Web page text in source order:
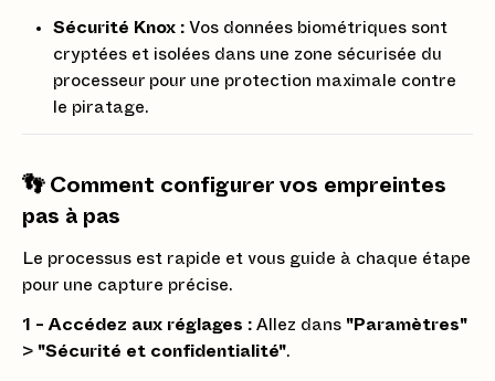
Sécurité Knox : Vos données biométriques sont
cryptées et isolées dans une zone sécurisée du
processeur pour une protection maximale contre
le piratage.
👣 Comment configurer vos empreintes
pas à pas
Le processus est rapide et vous guide à chaque étape
pour une capture précise.
1 - Accédez aux réglages : Allez dans "Paramètres"
> "Sécurité et confidentialité".